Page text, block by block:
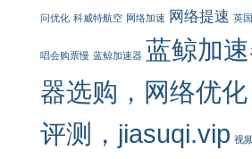
问优化 科威特航空 网络加速 网络提速 英
唱会购票慢 蓝鲸加速器 蓝鲸加
器选购，网络优
评测，jiasuqi.vip 视